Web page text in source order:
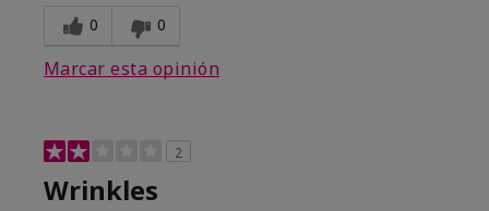
0 0
Marcar esta opinión
2
Wrinkles